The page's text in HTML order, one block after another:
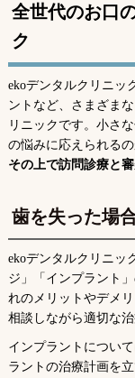
全世代のお口
ク
ekoデンタルクリニッ
ントなど、さまざま
リニックです。小さ
の悩みに応えられるの
その上で訪問診療と
歯を失った場
ekoデンタルクリニッ
ジ」「インプラント
れのメリットやデメ
相談しながら適切な
インプラントについ
ラントの治療計画を